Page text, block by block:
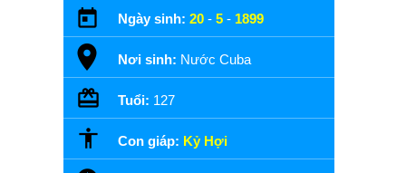
Ngày sinh: 20 - 5 - 1899
Nơi sinh: Nước Cuba
Tuổi: 127
Con giáp: Kỷ Hợi